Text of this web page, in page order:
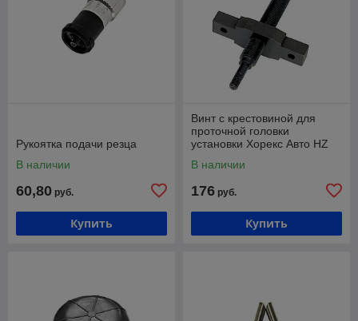
Рукоятка подачи резца
В наличии
60,80 руб.
Купить
Винт с крестовиной для
проточной головки
установки Хорекс Авто HZ
В наличии
176 руб.
Купить